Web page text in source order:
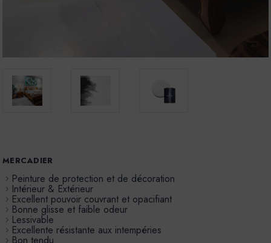
MERCADIER
Peinture de protection et de décoration
Intérieur & Extérieur
Excellent pouvoir couvrant et opacifiant
Bonne glisse et faible odeur
Lessivable
Excellente résistante aux intempéries